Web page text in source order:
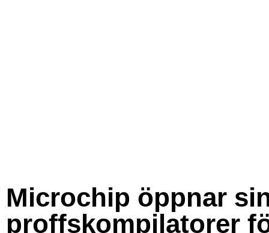
Microchip öppnar
proffskompilatorer